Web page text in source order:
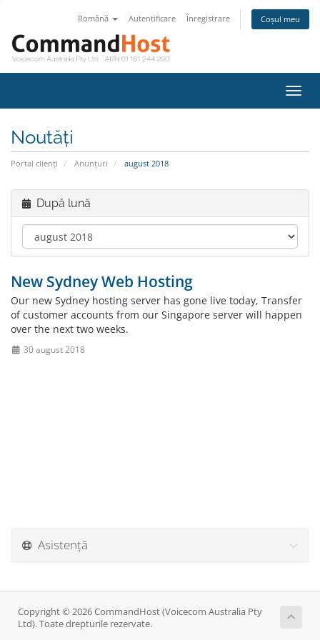
Română Autentificare Înregistrare Coșul meu
Noutăți
Portal clienți Anunțuri august 2018
După lună
New Sydney Web Hosting
Our new Sydney hosting server has gone live today, Transfer
of customer accounts from our Singapore server will happen
over the next two weeks.
30 august 2018
Asistență
Copyright © 2026 CommandHost (Voicecom Australia Pty
Ltd). Toate drepturile rezervate.